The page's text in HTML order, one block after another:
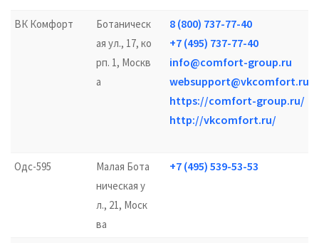
ВК Комфорт
Ботаническ
ая ул., 17, ко
рп. 1, Москв
а
8 (800) 737-77-40
+7 (495) 737-77-40
info@comfort-group.ru
websupport@vkcomfort.ru
https://comfort-group.ru/
http://vkcomfort.ru/
Одс-595
Малая Бота
ническая у
л., 21, Моск
ва
+7 (495) 539-53-53